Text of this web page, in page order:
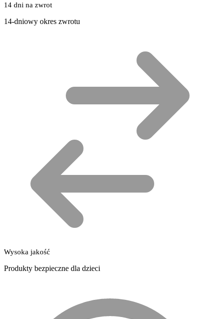
14 dni na zwrot
14-dniowy okres zwrotu
Wysoka jakość
Produkty bezpieczne dla dzieci